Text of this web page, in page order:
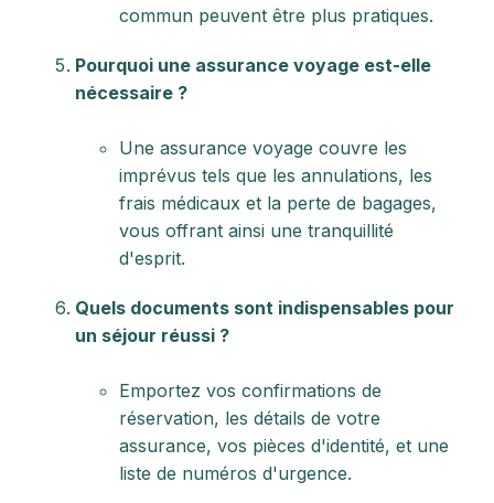
commun peuvent être plus pratiques.
Pourquoi une assurance voyage est-elle
nécessaire ?
Une assurance voyage couvre les
imprévus tels que les annulations, les
frais médicaux et la perte de bagages,
vous offrant ainsi une tranquillité
d'esprit.
Quels documents sont indispensables pour
un séjour réussi ?
Emportez vos confirmations de
réservation, les détails de votre
assurance, vos pièces d'identité, et une
liste de numéros d'urgence.